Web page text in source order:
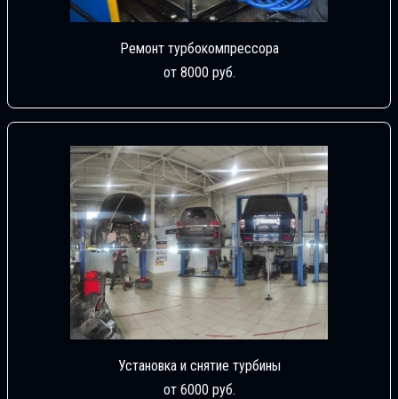
Ремонт турбокомпрессора
от 8000 руб.
Установка и снятие турбины
от 6000 руб.